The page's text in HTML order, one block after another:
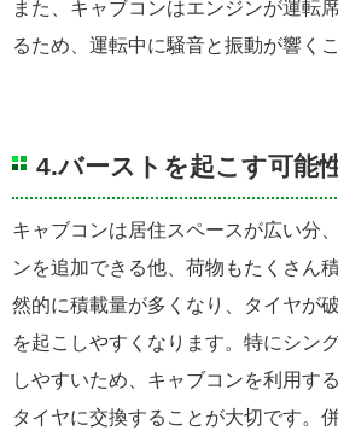
また、キャブコンはエンジンが運転
るため、運転中に騒音と振動が響く
4.バーストを起こす可能
キャブコンは居住スペースが広い分
ンを追加できる他、荷物もたくさん
然的に積載量が多くなり、タイヤが
を起こしやすくなります。特にシン
しやすいため、キャブコンを利用す
タイヤに交換することが大切です。